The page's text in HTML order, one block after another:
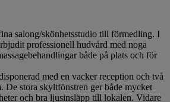
salong/skönhetsstudio till förmedling. I
professionell hudvård med noga
både på plats och för
med en vacker reception och två
De stora skyltfönstren ger både mycket
och bra ljusinsläpp till lokalen. Vidare